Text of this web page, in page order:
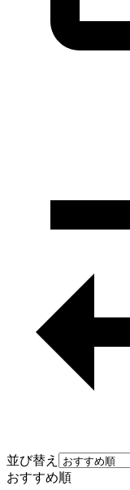
並び替え
おすすめ順